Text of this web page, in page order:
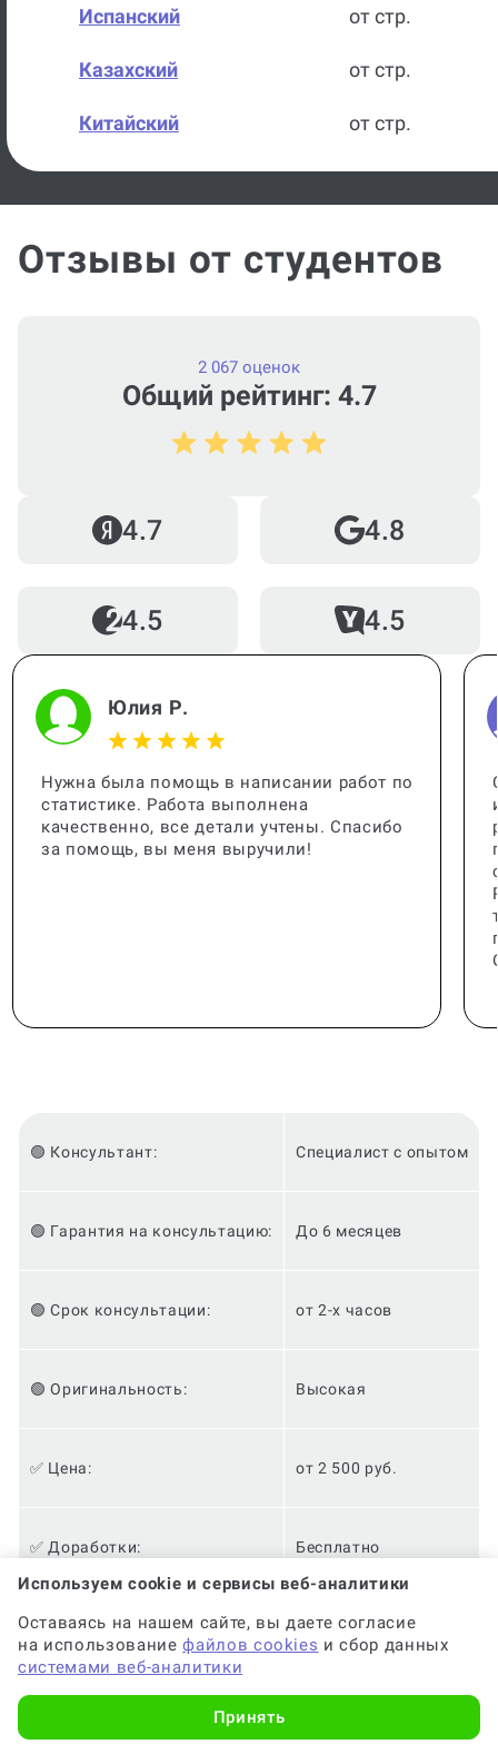
Испанский от стр.
Казахский от стр.
Китайский от стр.
Немецкий от стр.
Отзывы от студентов
Общий рейтинг: 4.7
2 067 оценок
4.7 4.8
4.5 4.5
Юлия Р.
Нужна была помощь в написании работ по
статистике. Работа выполнена
качественно, все детали учтены. Спасибо
за помощь, вы меня выручили!
🟢 Консультант: Специалист с опытом
🟢 Гарантия на консультацию: До 6 месяцев
🟢 Срок консультации: от 2-х часов
🟢 Оригинальность: Высокая
✅ Цена: от 2 500 руб.
✅ Доработки: Бесплатно
✅ Анонимность: ✅
Используем cookie и сервисы веб-аналитики
Оставаясь на нашем сайте, вы даете согласие
на использованиефайлов cookies и сбор данных
системами веб-аналитики
Принять